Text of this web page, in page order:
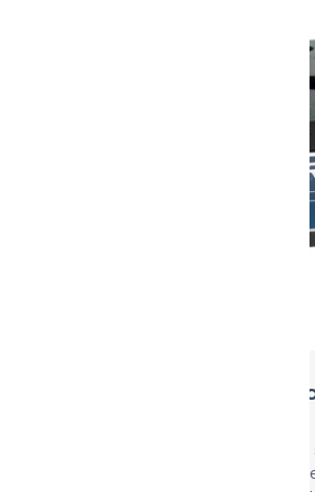
VÁLVULA ANTIRRETORNO
Permite el paso libre del fluido en
bloquea en el opuesto, a menos